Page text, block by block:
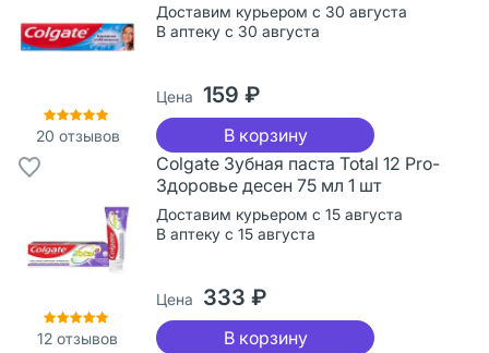
20 отзывов
Доставим курьером с 30 августа
В аптеку с 30 августа
Цена 159 ₽
В корзину
12 отзывов
Colgate Зубная паста Total 12 Pro-
Здоровье десен 75 мл 1 шт
Доставим курьером с 15 августа
В аптеку с 15 августа
Цена 333 ₽
В корзину